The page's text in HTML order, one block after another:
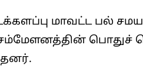
மாவட்ட பல்